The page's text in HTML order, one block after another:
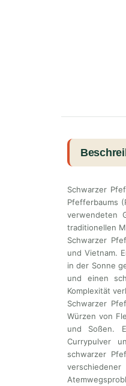
Schwarzer
Pfefferbaums
verwendeten
traditionellen
Schwarzer
und Vietnam.
in der Sonne
und einen
Komplexität
Schwarzer
Würzen von
und Soßen.
Currypulver
schwarzer